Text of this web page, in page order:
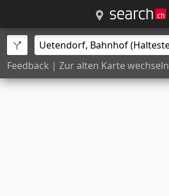
Feedback | Zur alten Karte wechseln